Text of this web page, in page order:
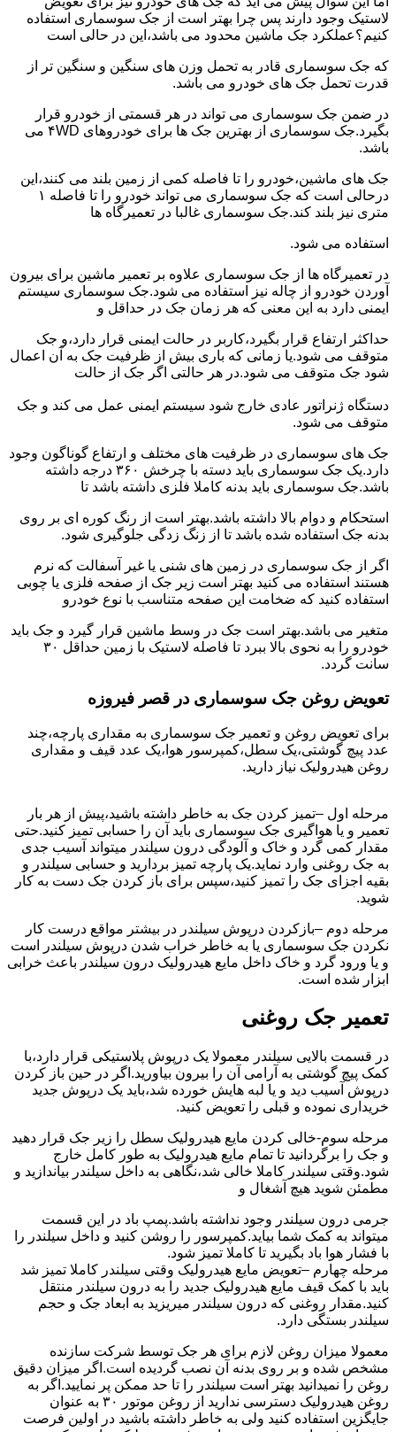
لاستیک وجود دارند پس چرا بهتر است از جک سوسماری استفاده
کنیم؟عملکرد جک ماشین محدود می باشد،این در حالی است
که جک سوسماری قادر به تحمل وزن های سنگین و سنگین تر از
قدرت تحمل جک های خودرو می باشد.
در ضمن جک سوسماری می تواند در هر قسمتی از خودرو قرار
بگیرد.جک سوسماری از بهترین جک ها برای خودروهای ۴WD می
باشد.
جک های ماشین،خودرو را تا فاصله کمی از زمین بلند می کنند،این
درحالی است که جک سوسماری می تواند خودرو را تا فاصله ۱
متری نیز بلند کند.جک سوسماری غالبا در تعمیرگاه ها
استفاده می شود.
در تعمیرگاه ها از جک سوسماری علاوه بر تعمیر ماشین برای بیرون
آوردن خودرو از چاله نیز استفاده می شود.جک سوسماری سیستم
ایمنی دارد به این معنی که هر زمان جک در حداقل و
حداکثر ارتفاع قرار بگیرد،کاربر در حالت ایمنی قرار دارد،و جک
متوقف می شود.یا زمانی که باری بیش از ظرفیت جک به آن اعمال
شود جک متوقف می شود.در هر حالتی اگر جک از حالت
دستگاه ژنراتور عادی خارج شود سیستم ایمنی عمل می کند و جک
متوقف می شود.
جک های سوسماری در ظرفیت های مختلف و ارتفاع گوناگون وجود
دارد.یک جک سوسماری باید دسته با چرخش ۳۶۰ درجه داشته
باشد.جک سوسماری باید بدنه کاملا فلزی داشته باشد تا
استحکام و دوام بالا داشته باشد.بهتر است از رنگ کوره ای بر روی
بدنه جک استفاده شده باشد تا از زنگ زدگی جلوگیری شود.
اگر از جک سوسماری در زمین های شنی یا غیر آسفالت که نرم
هستند استفاده می کنید بهتر است زیر جک از صفحه فلزی یا چوبی
استفاده کنید که ضخامت این صفحه متناسب با نوع خودرو
متغیر می باشد.بهتر است جک در وسط ماشین قرار گیرد و جک باید
خودرو را به نحوی بالا ببرد تا فاصله لاستیک با زمین حداقل ۳۰
سانت گردد.
تعویض روغن جک سوسماری در قصر فیروزه
برای تعویض روغن و تعمیر جک سوسماری به مقداری پارچه،چند
عدد پیچ گوشتی،یک سطل،کمپرسور هوا،یک عدد قیف و مقداری
روغن هیدرولیک نیاز دارید.
مرحله اول –تمیز کردن جک به خاطر داشته باشید،پیش از هر بار
تعمیر و یا هواگیری جک سوسماری باید آن را حسابی تمیز کنید.حتی
مقدار کمی گرد و خاک و آلودگی درون سیلندر میتواند آسیب جدی
به جک روغنی وارد نماید.یک پارچه تمیز بردارید و حسابی سیلندر و
بقیه اجزای جک را تمیز کنید،سپس برای باز کردن جک دست به کار
شوید.
مرحله دوم –بازکردن درپوش سیلندر در بیشتر مواقع درست کار
نکردن جک سوسماری یا به خاطر خراب شدن درپوش سیلندر است
و یا ورود گرد و خاک داخل مایع هیدرولیک درون سیلندر باعث خرابی
ابزار شده است.
تعمیر جک روغنی
در قسمت بالایی سیلندر معمولا یک درپوش پلاستیکی قرار دارد،با
کمک پیچ گوشتی به آرامی آن را بیرون بیاورید.اگر در حین باز کردن
درپوش آسیب دید و یا لبه هایش خورده شد،باید یک درپوش جدید
خریداری نموده و قبلی را تعویض کنید.
مرحله سوم-خالی کردن مایع هیدرولیک سطل را زیر جک قرار دهید
و جک را برگردانید تا تمام مایع هیدرولیک به طور کامل خارج
شود.وقتی سیلندر کاملا خالی شد،نگاهی به داخل سیلندر بیاندازید و
مطمئن شوید هیچ آشغال و
جرمی درون سیلندر وجود نداشته باشد.پمپ باد در این قسمت
میتواند به کمک شما بیاید.کمپرسور را روشن کنید و داخل سیلندر را
با فشار هوا باد بگیرید تا کاملا تمیز شود.
مرحله چهارم –تعویض مایع هیدرولیک وقتی سیلندر کاملا تمیز شد
باید با کمک قیف مایع هیدرولیک جدید را به درون سیلندر منتقل
کنید.مقدار روغنی که درون سیلندر میریزید به ابعاد جک و حجم
سیلندر بستگی دارد.
معمولا میزان روغن لازم برای هر جک توسط شرکت سازنده
مشخص شده و بر روی بدنه آن نصب گردیده است.اگر میزان دقیق
روغن را نمیدانید بهتر است سیلندر را تا حد ممکن پر نمایید.اگر به
روغن هیدرولیک دسترسی ندارید از روغن موتور ۳۰ به عنوان
جایگزین استفاده کنید ولی به خاطر داشته باشید در اولین فرصت